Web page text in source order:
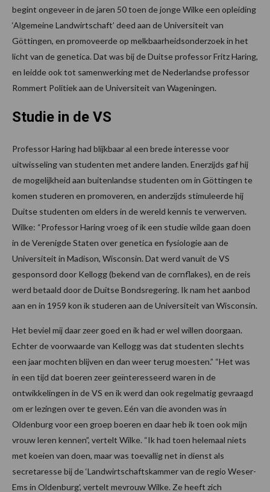
begint ongeveer in de jaren 50 toen de jonge Wilke een opleiding
‘Algemeine Landwirtschaft’ deed aan de Universiteit van
Göttingen, en promoveerde op melkbaarheidsonderzoek in het
licht van de genetica. Dat was bij de Duitse professor Fritz Haring,
en leidde ook tot samenwerking met de Nederlandse professor
Rommert Politiek aan de Universiteit van Wageningen.
Studie in de VS
Professor Haring had blijkbaar al een brede interesse voor
uitwisseling van studenten met andere landen. Enerzijds gaf hij
de mogelijkheid aan buitenlandse studenten om in Göttingen te
komen studeren en promoveren, en anderzijds stimuleerde hij
Duitse studenten om elders in de wereld kennis te verwerven.
Wilke: “Professor Haring vroeg of ik een studie wilde gaan doen
in de Verenigde Staten over genetica en fysiologie aan de
Universiteit in Madison, Wisconsin. Dat werd vanuit de VS
gesponsord door Kellogg (bekend van de cornflakes), en de reis
werd betaald door de Duitse Bondsregering. Ik nam het aanbod
aan en in 1959 kon ik studeren aan de Universiteit van Wisconsin.
Het beviel mij daar zeer goed en ik had er wel willen doorgaan.
Echter de voorwaarde van Kellogg was dat studenten slechts
een jaar mochten blijven en dan weer terug moesten.” “Het was
in een tijd dat boeren zeer geïnteresseerd waren in de
ontwikkelingen in de VS en ik werd dan ook regelmatig gevraagd
om er lezingen over te geven. Eén van die avonden was in
Oldenburg voor een groep boeren en daar heb ik toen ook mijn
vrouw leren kennen”, vertelt Wilke. “Ik had toen helemaal niets
met koeien van doen, maar was toevallig net in dienst als
secretaresse bij de ‘Landwirtschaftskammer van de regio Weser-
Ems in Oldenburg’, vertelt mevrouw Wilke. Ze heeft zich